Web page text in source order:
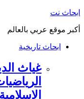
التجاوز
المحتوى
ابحاث نت
أكبر موقع عربي بالعالم
ابحاث تاريخية
غياث
الإسلامية